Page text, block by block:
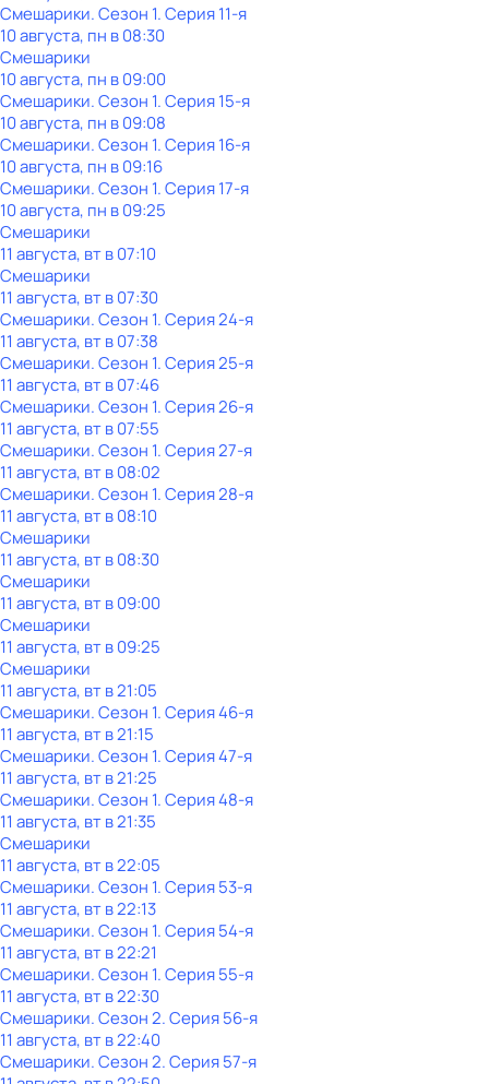
Смешарики. Сезон 1. Серия 11-я
10 августа, пн в 08:30
Смешарики
10 августа, пн в 09:00
Смешарики. Сезон 1. Серия 15-я
10 августа, пн в 09:08
Смешарики. Сезон 1. Серия 16-я
10 августа, пн в 09:16
Смешарики. Сезон 1. Серия 17-я
10 августа, пн в 09:25
Смешарики
11 августа, вт в 07:10
Смешарики
11 августа, вт в 07:30
Смешарики. Сезон 1. Серия 24-я
11 августа, вт в 07:38
Смешарики. Сезон 1. Серия 25-я
11 августа, вт в 07:46
Смешарики. Сезон 1. Серия 26-я
11 августа, вт в 07:55
Смешарики. Сезон 1. Серия 27-я
11 августа, вт в 08:02
Смешарики. Сезон 1. Серия 28-я
11 августа, вт в 08:10
Смешарики
11 августа, вт в 08:30
Смешарики
11 августа, вт в 09:00
Смешарики
11 августа, вт в 09:25
Смешарики
11 августа, вт в 21:05
Смешарики. Сезон 1. Серия 46-я
11 августа, вт в 21:15
Смешарики. Сезон 1. Серия 47-я
11 августа, вт в 21:25
Смешарики. Сезон 1. Серия 48-я
11 августа, вт в 21:35
Смешарики
11 августа, вт в 22:05
Смешарики. Сезон 1. Серия 53-я
11 августа, вт в 22:13
Смешарики. Сезон 1. Серия 54-я
11 августа, вт в 22:21
Смешарики. Сезон 1. Серия 55-я
11 августа, вт в 22:30
Смешарики. Сезон 2. Серия 56-я
11 августа, вт в 22:40
Смешарики. Сезон 2. Серия 57-я